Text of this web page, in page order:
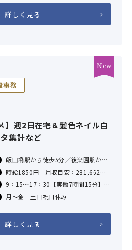
詳しく見る
事務
】週2日在宅＆髪色ネイル自
集計など
飯田橋駅から徒歩5分／後楽園駅から
徒歩10分／神楽坂駅から徒歩10分／
牛込神楽坂駅から徒歩10分／春日(東
京都)駅から徒歩12分
時給1850円 月収目安：281,662円
（7.25H×21日勤務の場合）
交通費：支給あり（社内規定による）
9：15～17：30【実働7時間15分】
休憩60分
月～金 土日祝日休み
詳しく見る